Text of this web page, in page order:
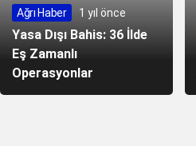
Ağrı Haber 1 yıl önce
Yasa Dışı Bahis: 36 İlde
Eş Zamanlı
Operasyonlar